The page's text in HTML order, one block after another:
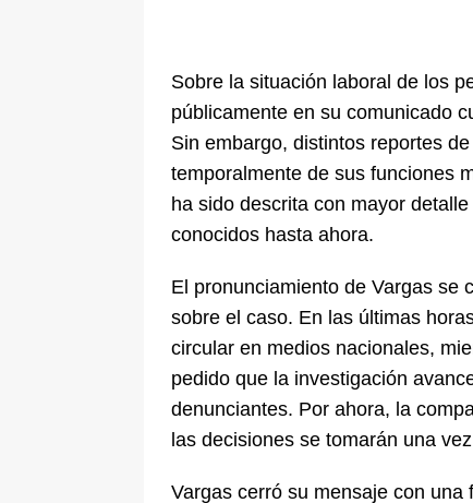
Sobre la situación laboral de los
públicamente en su comunicado
Sin embargo, distintos reportes
temporalmente de sus funciones
ha sido descrita con mayor
conocidos hasta ahora.
El pronunciamiento de Vargas se
sobre el caso. En las últimas
circular en medios nacionales,
pedido que la investigación
denunciantes. Por ahora, la
las decisiones se tomarán una
Vargas cerró su mensaje con una